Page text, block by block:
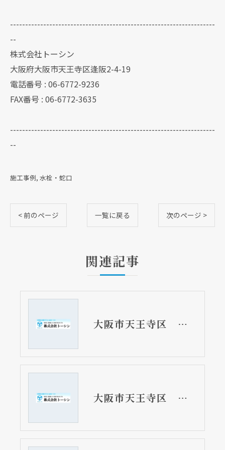
--------------------------------------------------------------------
--
株式会社トーシン
大阪府大阪市天王寺区逢阪2-4-19
電話番号 : 06-6772-9236
FAX番号 : 06-6772-3635
--------------------------------------------------------------------
--
施工事例 水栓・蛇口
< 前のページ 一覧に戻る 次のページ >
関連記事
大阪市天王寺区 マンションの洗濯機用水栓取替リフォーム工事 蛇口の高さを変えて欲しい
大阪市天王寺区 マンションの洗濯パン取替リフォーム工事 古く傷んでくると割れて水漏れしまいます